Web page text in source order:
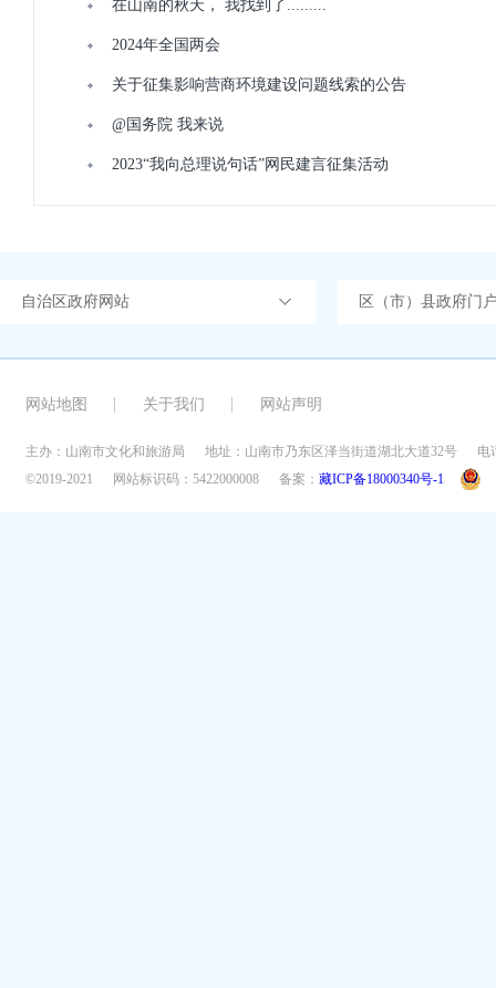
在山南的秋天， 我找到了.........
2024年全国两会
关于征集影响营商环境建设问题线索的公告
@国务院 我来说
2023“我向总理说句话”网民建言征集活动
自治区政府网站 区（市）县政府门
网站地图 关于我们 网站声明
主办：山南市文化和旅游局 地址：山南市乃东区泽当街道湖北大道32号
电
©2019-2021
网站标识码：5422000008 备案： 藏ICP备18000340号-1